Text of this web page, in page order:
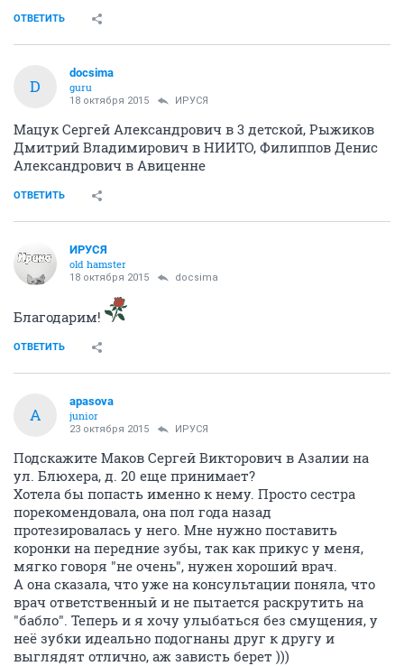
ОТВЕТИТЬ
D
docsima
guru
18 октября 2015 ИРУСЯ
Мацук Сергей Александрович в 3 детской, Рыжиков
Дмитрий Владимирович в НИИТО, Филиппов Денис
Александрович в Авиценне
ОТВЕТИТЬ
ИРУСЯ
old hamster
18 октября 2015 docsima
Благодарим!
ОТВЕТИТЬ
A
apasova
junior
23 октября 2015 ИРУСЯ
Подскажите Маков Сергей Викторович в Азалии на
ул. Блюхера, д. 20 еще принимает?
Хотела бы попасть именно к нему. Просто сестра
порекомендовала, она пол года назад
протезировалась у него. Мне нужно поставить
коронки на передние зубы, так как прикус у меня,
мягко говоря "не очень", нужен хороший врач.
А она сказала, что уже на консультации поняла, что
врач ответственный и не пытается раскрутить на
"бабло". Теперь и я хочу улыбаться без смущения, у
неё зубки идеально подогнаны друг к другу и
выглядят отлично, аж зависть берет )))